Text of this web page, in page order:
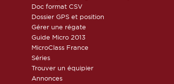
Doc format CSV
Dossier GPS et position
Gérer une régate
Guide Micro 2013
MicroClass France
Séries
Trouver un équipier
Annonces